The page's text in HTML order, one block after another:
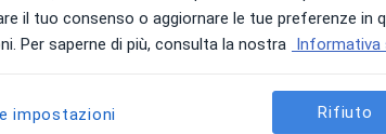
Mappa
83 €
il tuo consenso o aggiornare le tue preferenze in
Per saperne di più, consulta la nostra Informativa
impostazioni Rifiuto